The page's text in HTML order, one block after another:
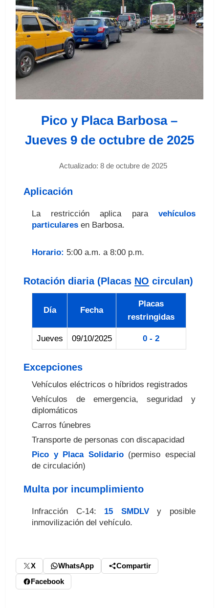
Pico y Placa Barbosa –
Jueves 9 de octubre de 2025
Actualizado: 8 de octubre de 2025
Aplicación
La restricción aplica para vehículos
particulares en Barbosa.
Horario: 5:00 a.m. a 8:00 p.m.
Rotación diaria (Placas NO circulan)
Día Fecha
Placas
restringidas
Jueves 09/10/2025 0 - 2
Excepciones
Vehículos eléctricos o híbridos registrados
Vehículos de emergencia, seguridad y
diplomáticos
Carros fúnebres
Transporte de personas con discapacidad
Pico y Placa Solidario(permiso especial
de circulación)
Multa por incumplimiento
Infracción C-14: 15 SMDLVy posible
inmovilización del vehículo.
X WhatsApp
Compartir
Facebook